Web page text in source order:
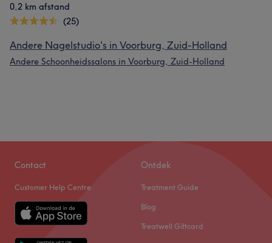
0,2 km afstand
(25)
Andere Nagelstudio's in Voorburg, Zuid-Holland
Andere Schoonheidssalons in Voorburg, Zuid-Holland
Contact
Customer Help Centre
Ontdek
Treatment Guide
Blog
Treatwell Giftcard